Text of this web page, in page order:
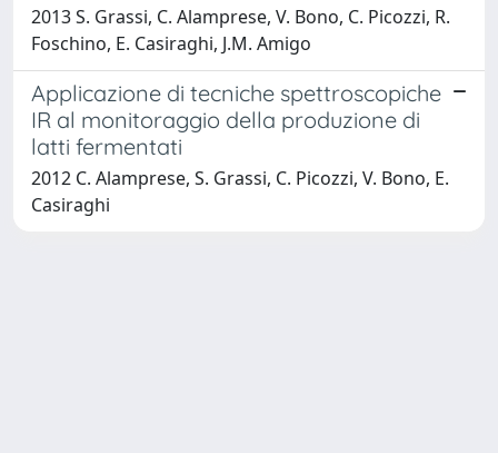
2013 S. Grassi, C. Alamprese, V. Bono, C. Picozzi, R.
Foschino, E. Casiraghi, J.M. Amigo
Applicazione di tecniche spettroscopiche
IR al monitoraggio della produzione di
latti fermentati
2012 C. Alamprese, S. Grassi, C. Picozzi, V. Bono, E.
Casiraghi